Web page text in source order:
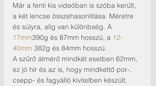
Már a fenti kis videóban is szóba került,
a két lencse összehasonlítása. Méretre
és súlyra, alig van különbség. A
17mm390g és 87mm hosszú, a 12-
40mm 382g és 84mm hosszú.
A szűrő átmérő mindkét esetben 62mm,
ez jó hír és az is, hogy mindkettő por-,
csepp- és fagyálló kivitelben készült,